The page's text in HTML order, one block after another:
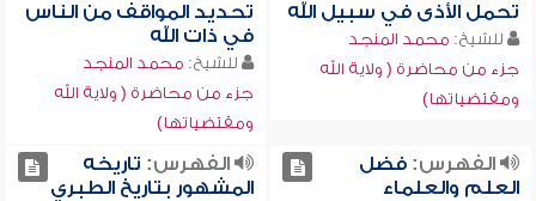
تحمل الأذى في سبيل الله
للشيخ: محمد المنجد
جزء من محاضرة ( ولاية الله
ومقتضياتها)
تحديد المواقف من الناس
في ذات الله
للشيخ: محمد المنجد
جزء من محاضرة ( ولاية الله
ومقتضياتها)
الفهرس:فضل
العلم والعلماء
الفهرس: تاريخه
المشهور بتاريخ الطبري